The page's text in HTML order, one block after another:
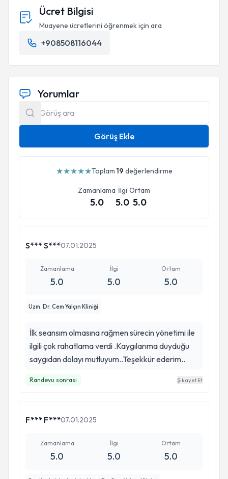
Ücret Bilgisi
Muayene ücretlerini öğrenmek için ara
+908508116044
Yorumlar
Görüş Ekle
★★★★★Toplam 19 değerlendirme
Zamanlama
5.0
İlgi
5.0
Ortam
5.0
S*** S***07.01.2025
Zamanlama
5.0
İlgi
5.0
Ortam
5.0
Uzm. Dr. Cem Yalçın Kliniği
İlk seansım olmasına rağmen sürecin yönetimi ile
ilgili çok rahatlama verdi .Kaygılarıma duyduğu
saygıdan dolayı mutluyum..Teşekkür ederim..
Randevu sonrası Şikayet Et
F*** F***07.01.2025
Zamanlama
5.0
İlgi
5.0
Ortam
5.0